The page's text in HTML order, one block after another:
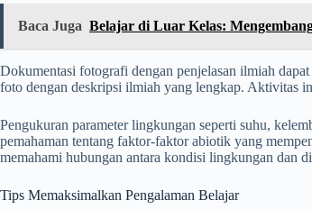
Baca Juga Belajar di Luar Kelas:
Dokumentasi fotografi dengan penjelasan ilmiah
foto dengan deskripsi ilmiah yang lengkap. Aktivitas
Pengukuran parameter lingkungan seperti suhu,
pemahaman tentang faktor-faktor abiotik yang
memahami hubungan antara kondisi lingkungan dan
Tips Memaksimalkan Pengalaman Belajar